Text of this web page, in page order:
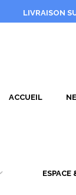
LIVRAISON
ACCUEIL
ESPACE